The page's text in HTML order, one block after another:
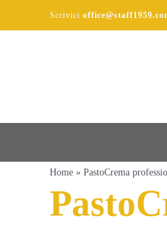
Scrivici
Home » PastoCrema